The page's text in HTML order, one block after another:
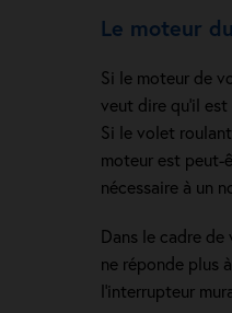
Le moteur
Si le moteur de
veut dire qu’il
Si le volet
moteur est peut-
nécessaire à un
Dans le cadre
ne réponde plus
l’interrupteur